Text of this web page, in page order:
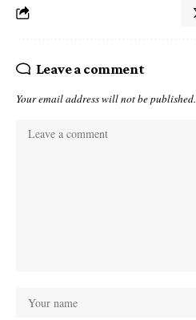
Leave a comment
Your email address will not be published.